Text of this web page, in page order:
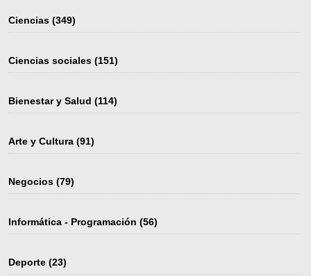
Ciencias (349)
Ciencias sociales (151)
Bienestar y Salud (114)
Arte y Cultura (91)
Negocios (79)
Informática - Programación (56)
Deporte (23)